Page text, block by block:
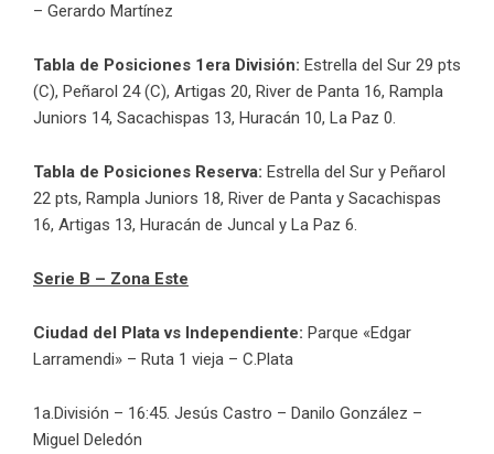
– Gerardo Martínez
Tabla de Posiciones 1era División: Estrella del Sur 29 pts
(C), Peñarol 24 (C), Artigas 20, River de Panta 16, Rampla
Juniors 14, Sacachispas 13, Huracán 10, La Paz 0.
Tabla de Posiciones Reserva: Estrella del Sur y Peñarol
22 pts, Rampla Juniors 18, River de Panta y Sacachispas
16, Artigas 13, Huracán de Juncal y La Paz 6.
Serie B – Zona Este
Ciudad del Plata vs Independiente: Parque «Edgar
Larramendi» – Ruta 1 vieja – C.Plata
1a.División – 16:45. Jesús Castro – Danilo González –
Miguel Deledón